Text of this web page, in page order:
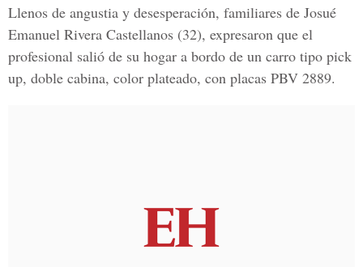
Llenos de angustia y desesperación, familiares de Josué
Emanuel Rivera Castellanos (32), expresaron que el
profesional salió de su hogar a bordo de un carro tipo pick
up, doble cabina, color plateado, con placas PBV 2889.